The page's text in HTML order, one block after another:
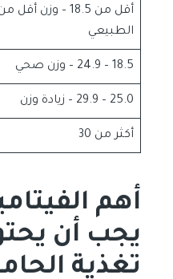
أقل من 18.5 – وزن أقل
الطبيعي
18.5 – 24.9 – وزن صحي
25.0 – 29.9 – زيادة وزن
أكثر من 30
أهم
يجب أن
تغذية